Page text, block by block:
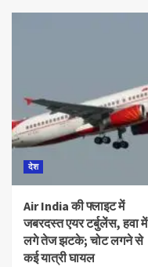
देश
Air India की फ्लाइट में
जबरदस्त एयर टर्बुलेंस, हवा में
लगे तेज झटके; चोट लगने से
कई यात्री घायल